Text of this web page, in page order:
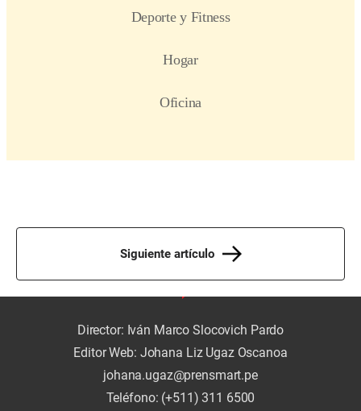
Siguiente artículo
Director: Iván Marco Slocovich Pardo
Editor Web: Johana Liz Ugaz Oscanoa
johana.ugaz@prensmart.pe
Teléfono: (+511) 311 6500